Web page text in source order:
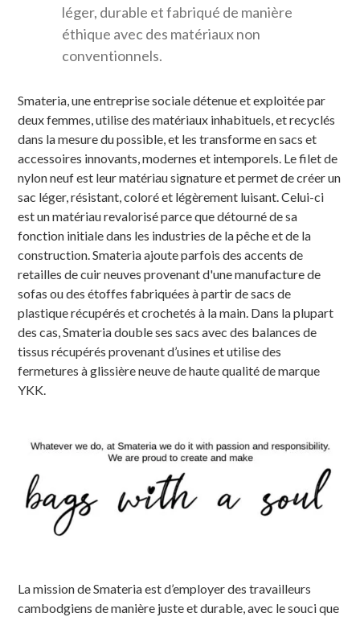
léger, durable et fabriqué de manière
éthique avec des matériaux non
conventionnels.
Smateria, une entreprise sociale détenue et exploitée par
deux femmes, utilise des matériaux inhabituels, et recyclés
dans la mesure du possible, et les transforme en sacs et
accessoires innovants, modernes et intemporels. Le filet de
nylon neuf est leur matériau signature et permet de créer un
sac léger, résistant, coloré et légèrement luisant. Celui-ci
est un matériau revalorisé parce que détourné de sa
fonction initiale dans les industries de la pêche et de la
construction. Smateria ajoute parfois des accents de
retailles de cuir neuves provenant d'une manufacture de
sofas ou des étoffes fabriquées à partir de sacs de
plastique récupérés et crochetés à la main. Dans la plupart
des cas, Smateria double ses sacs avec des balances de
tissus récupérés provenant d’usines et utilise des
fermetures à glissière neuve de haute qualité de marque
YKK.
La mission de Smateria est d’employer des travailleurs
cambodgiens de manière juste et durable, avec le souci que